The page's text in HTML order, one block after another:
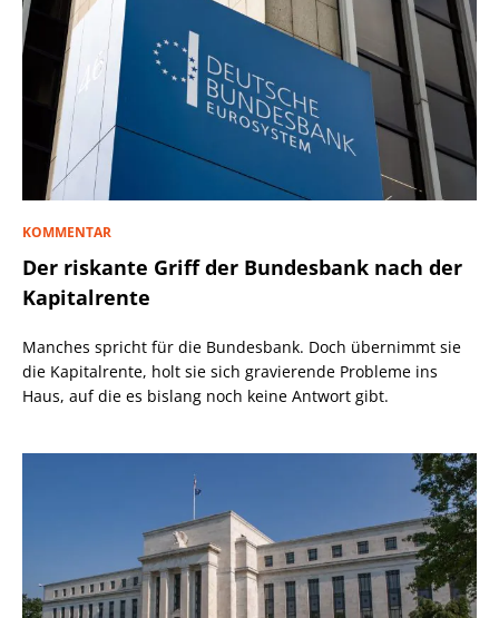
KOMMENTAR
Der riskante Griff der Bundesbank nach der
Kapitalrente
Manches spricht für die Bundesbank. Doch übernimmt sie
die Kapitalrente, holt sie sich gravierende Probleme ins
Haus, auf die es bislang noch keine Antwort gibt.